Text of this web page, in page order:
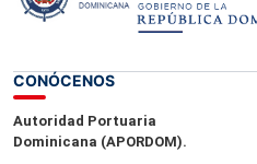
CONÓCENOS
Autoridad Portuaria
Dominicana (APORDOM).